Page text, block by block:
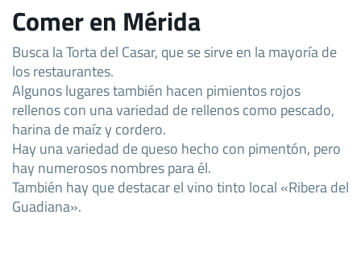
Comer en Mérida
Busca la Torta del Casar, que se sirve en la mayoría de
los restaurantes.
Algunos lugares también hacen pimientos rojos
rellenos con una variedad de rellenos como pescado,
harina de maíz y cordero.
Hay una variedad de queso hecho con pimentón, pero
hay numerosos nombres para él.
También hay que destacar el vino tinto local «Ribera del
Guadiana».